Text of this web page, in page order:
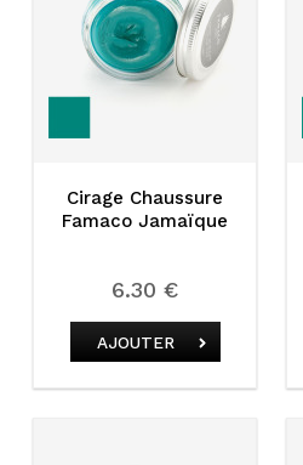
Cirage Chaussure
Famaco Jamaïque
6.30 €
AJOUTER